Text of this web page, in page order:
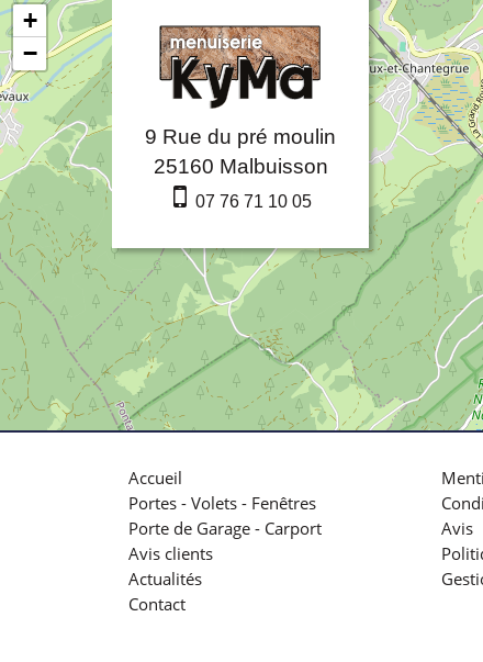
9 Rue du pré moulin
25160 Malbuisson
07 76 71 10 05
+
−
Accueil
Portes - Volets - Fenêtres
Porte de Garage - Carport
Avis clients
Actualités
Contact
Avis